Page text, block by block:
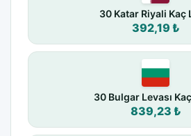
30 Katar Riyali Kaç
392,19 ₺
30 Bulgar Levası
839,23 ₺